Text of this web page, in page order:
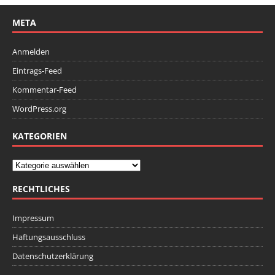
META
Anmelden
Eintrags-Feed
Kommentar-Feed
WordPress.org
KATEGORIEN
RECHTLICHES
Impressum
Haftungsausschluss
Datenschutzerklärung